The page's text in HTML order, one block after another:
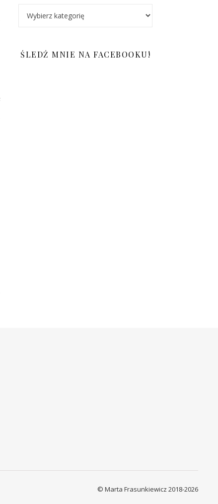
ŚLEDŹ MNIE NA FACEBOOKU!
© Marta Frasunkiewicz 2018-2026